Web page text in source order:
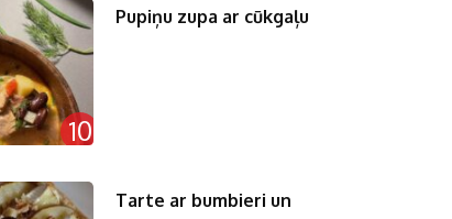
10
Pupiņu zupa ar cūkgaļu
Tarte ar bumbieri un